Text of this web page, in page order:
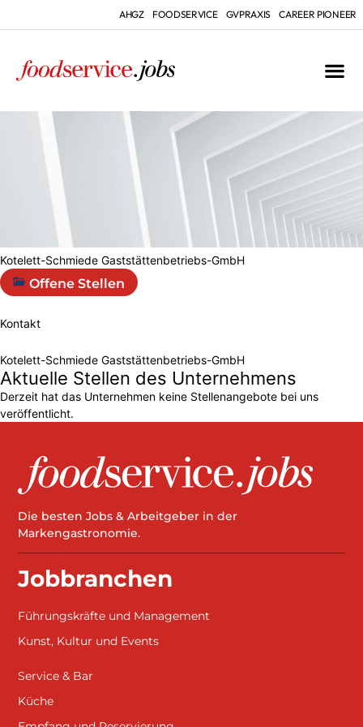
AHGZ FOODSERVICE GVPRAXIS CAREER PIONEER
Kotelett-Schmiede Gaststättenbetriebs-GmbH
Offene Stellen
Kontakt
Kotelett-Schmiede Gaststättenbetriebs-GmbH
Aktuelle Stellen des Unternehmens
Derzeit hat das Unternehmen keine Stellenangebote bei uns
veröffentlicht.
Die besten Jobs & Arbeitgeber in der
Markengastronomie.
Jobbranchen
Führungskräfte und Management
Kunst, Kultur und Events
Service & Bar
Küche